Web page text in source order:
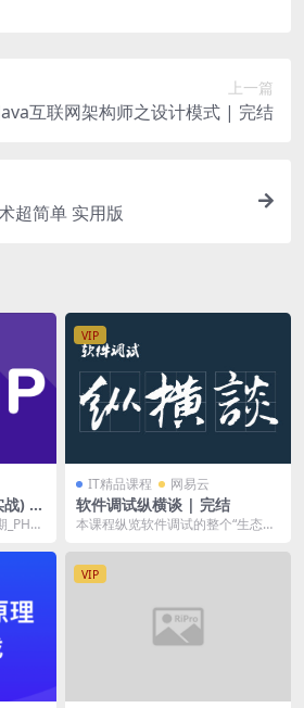
上一篇
互联网架构师之设计模式 | 完结
超简单 实用版
战) |
VIP
IT精品课程 网易云
软件调试纵横谈 | 完结
本课程纵览软件调试的整个“生态系
VIP